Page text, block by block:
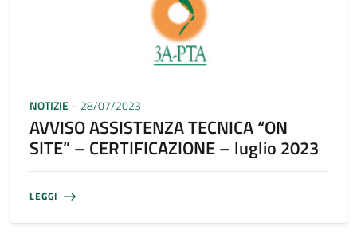
NOTIZIE– 28/07/2023
AVVISO ASSISTENZA TECNICA “ON
SITE” – CERTIFICAZIONE – luglio 2023
LEGGI